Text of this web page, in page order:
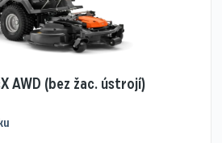
AWD (bez žac. ústrojí)